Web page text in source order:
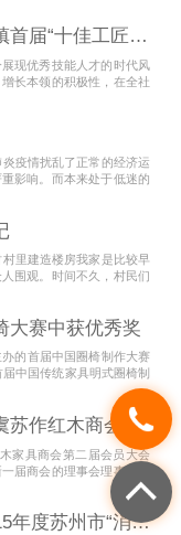
之道、兴业之本。公司建
定双方均能接受的合同，
的利益。公司注重...
我司二员工获海虞镇首届“十佳工匠”和“优秀工匠”称号
现优秀技能人才的时代风
长本领的积极性，在全社
工匠评选活动，经过基层
评选出海虞镇首届“十佳工
司总经理汤志国获海虞镇
疫情扰乱了正常的经济运
影响。而本来处于低迷的
二万多家，市场也充分打
也走入寻常百姓家。但随
不齐，加上近年来经济下
严格监管，行业...
里建造楼房我家是比较早
围观。时间不久，村民们
自是高兴。后来在市区买
，看看自己年纪也差不多
在市区。乡下的房子至此
的雕刻车间，也有几个...
大赛中获优秀奖
的首届中国圈椅制作大赛
中国传统家具明式圈椅制
业一争高下，经过首轮评
月2日，中国家具协会理
长张冰冰，广东省家具协
杰荣，评委会专家组长伍
濮安国、马可乐、杨波、
公司总经理当选海虞苏作红木商会副会长兼秘书长
家具商会第二届会员大会
届商会的理事会理事、正
会名誉会长和顾问。 公司
苏作红木家具商会第二届
三年里，商会新一届理事
明艺红木被评为2015年度苏州市“消费者满意单位”